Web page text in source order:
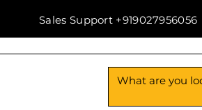
Sales Support +919027956056